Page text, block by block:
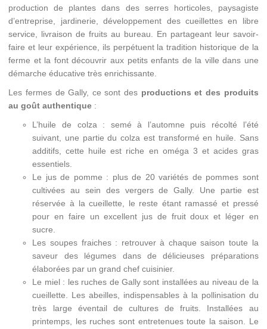
production de plantes dans des serres horticoles, paysagiste
d’entreprise, jardinerie, développement des cueillettes en libre
service, livraison de fruits au bureau. En partageant leur savoir-
faire et leur expérience, ils perpétuent la tradition historique de la
ferme et la font découvrir aux petits enfants de la ville dans une
démarche éducative très enrichissante.
Les fermes de Gally, ce sont des productions et des produits
au goût authentique :
L’huile de colza : semé à l’automne puis récolté l’été
suivant, une partie du colza est transformé en huile. Sans
additifs, cette huile est riche en oméga 3 et acides gras
essentiels.
Le jus de pomme : plus de 20 variétés de pommes sont
cultivées au sein des vergers de Gally. Une partie est
réservée à la cueillette, le reste étant ramassé et pressé
pour en faire un excellent jus de fruit doux et léger en
sucre.
Les soupes fraiches : retrouver à chaque saison toute la
saveur des légumes dans de délicieuses préparations
élaborées par un grand chef cuisinier.
Le miel : les ruches de Gally sont installées au niveau de la
cueillette. Les abeilles, indispensables à la pollinisation du
très large éventail de cultures de fruits. Installées au
printemps, les ruches sont entretenues toute la saison. Le